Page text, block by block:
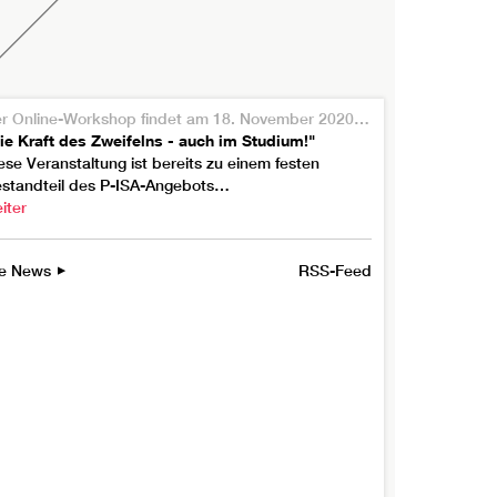
Der Online-Workshop findet am 18. November 2020 um 14 Uhr statt.
Kraft des Zweifelns - auch im Studium!"
Veranstaltung ist bereits zu einem festen
des P-ISA-Angebots…
News RSS-Feed